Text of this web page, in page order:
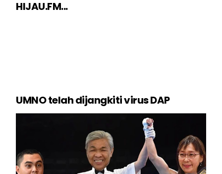
HIJAU.FM...
UMNO telah dijangkiti virus DAP